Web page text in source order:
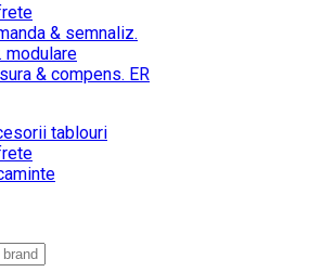
& semnaliz.
modulare
& compens. ER
tablouri